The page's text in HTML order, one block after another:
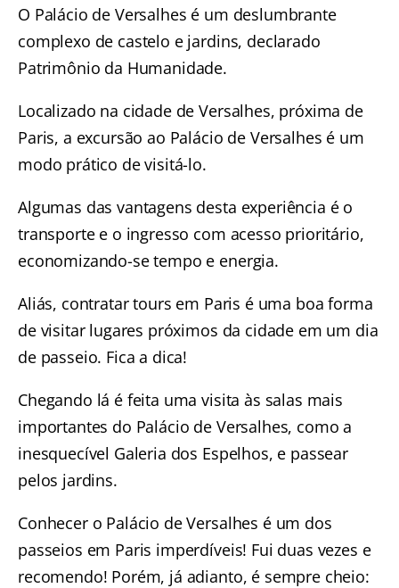
O Palácio de Versalhes é um deslumbrante
complexo de castelo e jardins, declarado
Patrimônio da Humanidade.
Localizado na cidade de Versalhes, próxima de
Paris, a excursão ao Palácio de Versalhes é um
modo prático de visitá-lo.
Algumas das vantagens desta experiência é o
transporte e o ingresso com acesso prioritário,
economizando-se tempo e energia.
Aliás, contratar tours em Paris é uma boa forma
de visitar lugares próximos da cidade em um dia
de passeio. Fica a dica!
Chegando lá é feita uma visita às salas mais
importantes do Palácio de Versalhes, como a
inesquecível Galeria dos Espelhos, e passear
pelos jardins.
Conhecer o Palácio de Versalhes é um dos
passeios em Paris imperdíveis! Fui duas vezes e
recomendo! Porém, já adianto, é sempre cheio: